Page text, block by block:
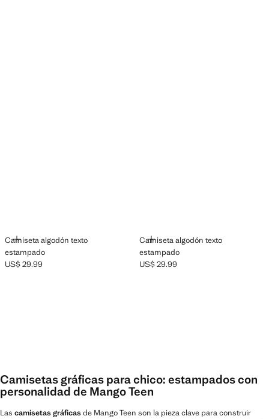
Camiseta algodón texto
estampado
AÑADIR
Precio actual [US$ 29.99 ]
US$ 29.99
Camiseta algodón texto
estampado
AÑADIR
Precio actual [US$ 29.99 ]
US$ 29.99
Camisetas gráficas para chico: estampados con
personalidad de Mango Teen
Las camisetas gráficasde Mango Teen son la pieza clave para construir